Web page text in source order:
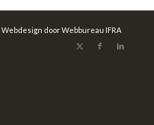
Webdesign door Webbureau IFRA